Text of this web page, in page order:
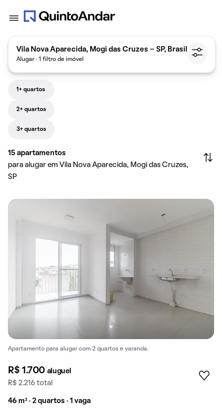
Vila Nova Aparecida, Mogi das Cruzes - SP, Brasil
Alugar · 1 filtro de imóvel
1+ quartos
2+ quartos
3+ quartos
15 apartamentos
para alugar em Vila Nova Aparecida, Mogi das Cruzes,
SP
Apartamento para alugar com 2 quartos e varanda.
R$ 1.700 aluguel
R$ 2.216 total
46 m² · 2 quartos · 1 vaga